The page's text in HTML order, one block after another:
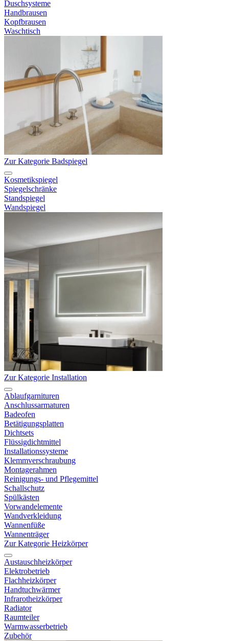
Duschsysteme
Handbrausen
Kopfbrausen
Waschtisch
Zur Kategorie Badspiegel
Kosmetikspiegel
Spiegelschränke
Standspiegel
Wandspiegel
Zur Kategorie Installation
Ablaufgarnituren
Anschlussarmaturen
Badeofen
Betätigungsplatten
Dichtsets
Flüssigdichtmittel
Installationssysteme
Klemmverschraubung
Montagerahmen
Reinigungs- und Pflegemittel
Schallschutz
Spülkästen
Vorwandelemente
Wandverkleidung
Wannenfüße
Wannenträger
Zur Kategorie Heizkörper
Austauschheizkörper
Elektrobetrieb
Flachheizkörper
Handtuchwärmer
Infrarotheizkörper
Radiator
Raumteiler
Warmwasserbetrieb
Zubehör